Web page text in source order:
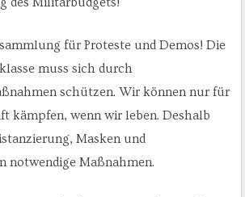
für Proteste und Demos! Die
muss sich durch
schützen. Wir können nur für
kämpfen, wenn wir leben. Deshalb
Masken und
notwendige Maßnahmen.